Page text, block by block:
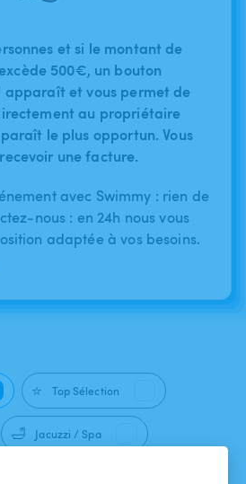
et si le montant de
500€, un bouton
apparaît et vous permet de
au propriétaire
le plus opportun. Vous
une facture.
avec Swimmy : rien de
nous : en 24h nous vous
adaptée à vos besoins.
⭐ Top Sélection
🛁 Jacuzzi / Spa